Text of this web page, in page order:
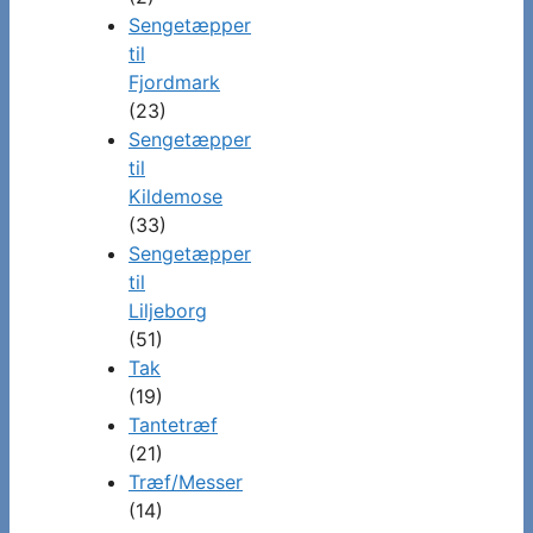
Sengetæpper
til
Fjordmark
(23)
Sengetæpper
til
Kildemose
(33)
Sengetæpper
til
Liljeborg
(51)
Tak
(19)
Tantetræf
(21)
Træf/Messer
(14)